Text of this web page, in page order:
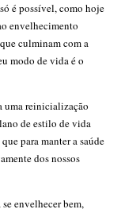
é possível, como hoje
envelhecimento
culminam com a
modo de vida é o
uma reinicialização
de estilo de vida
para manter a saúde
dos nossos
envelhecer bem,